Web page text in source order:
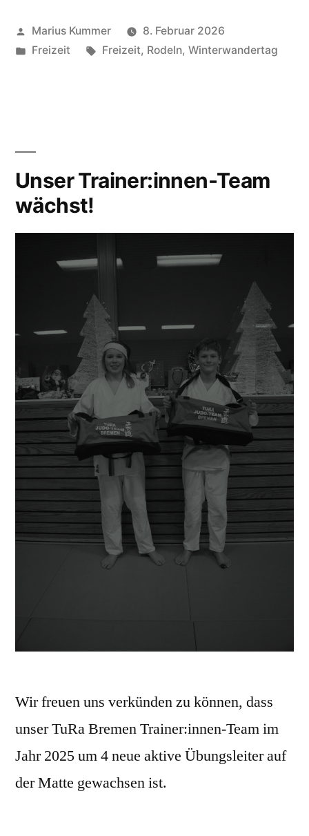
Veröffentlicht
von
Marius Kummer
8. Februar 2026
Veröffentlicht
Freizeit Schlagwörter:
Freizeit, Rodeln, Winterwandertag
Unser Trainer:innen-Team
wächst!
Wir freuen uns verkünden zu können, dass
unser TuRa Bremen Trainer:innen-Team im
Jahr 2025 um 4 neue aktive Übungsleiter auf
der Matte gewachsen ist.